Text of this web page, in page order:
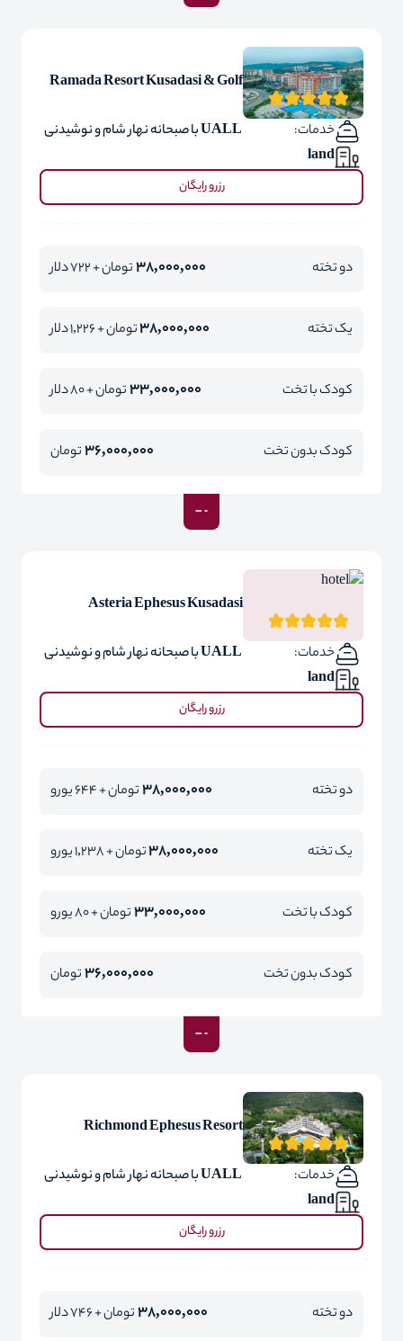
Ramada Resort Kusadasi & Golf
خدمات:
UALL با صبحانه نهار شام و نوشیدنی
land
رزرو رایگان
دو تخته 38,000,000تومان + 722 دلار
یک تخته 38,000,000تومان + 1,226 دلار
کودک با تخت 33,000,000تومان + 80 دلار
کودک بدون تخت 36,000,000تومان
Asteria Ephesus Kusadasi
خدمات:
UALL با صبحانه نهار شام و نوشیدنی
land
رزرو رایگان
دو تخته 38,000,000تومان + 644 یورو
یک تخته 38,000,000تومان + 1,238 یورو
کودک با تخت 33,000,000تومان + 80 یورو
کودک بدون تخت 36,000,000تومان
Richmond Ephesus Resort
خدمات:
UALL با صبحانه نهار شام و نوشیدنی
land
رزرو رایگان
دو تخته 38,000,000تومان + 746 دلار